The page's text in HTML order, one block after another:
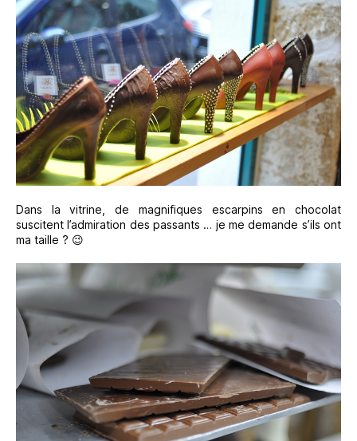
Dans la vitrine, de magnifiques escarpins en chocolat
suscitent l’admiration des passants … je me demande s’ils ont
ma taille ? 😉